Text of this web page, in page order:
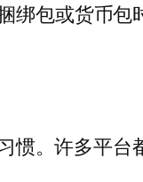
绑包或货币包
惯。许多平台